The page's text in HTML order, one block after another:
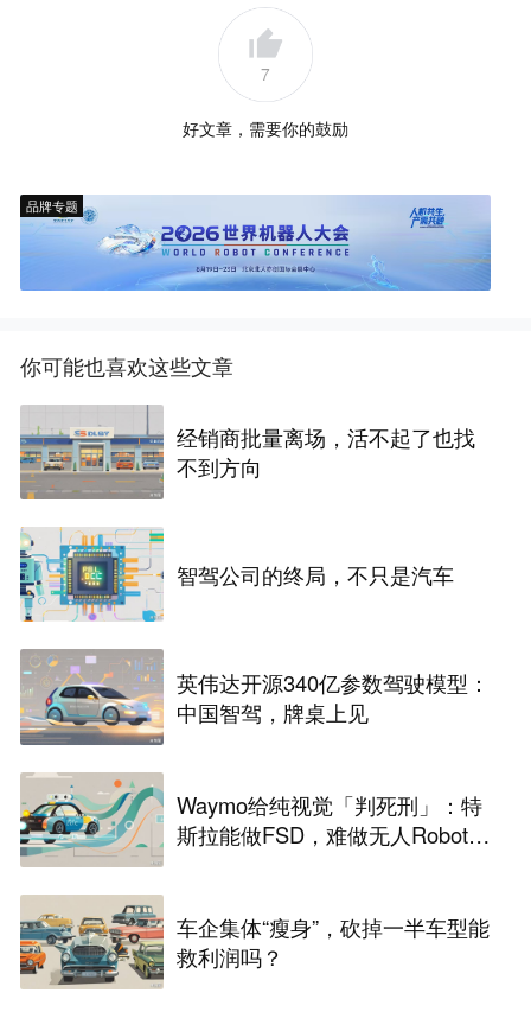
7
好文章，需要你的鼓励
品牌专题
你可能也喜欢这些文章
经销商批量离场，活不起了也找
不到方向
智驾公司的终局，不只是汽车
英伟达开源340亿参数驾驶模型：
中国智驾，牌桌上见
Waymo给纯视觉「判死刑」：特
斯拉能做FSD，难做无人Robota
车企集体“瘦身”，砍掉一半车型能
救利润吗？